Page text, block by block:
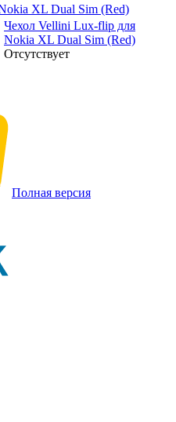
XL Dual Sim (Red)
Чехол Vellini Lux-flip для
Nokia XL Dual Sim (Red)
Отсутствует
Полная версия